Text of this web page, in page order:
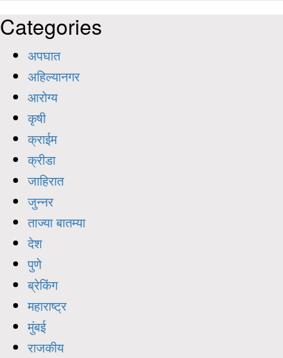
Categories
अपघात
अहिल्यानगर
आरोग्य
कृषी
क्राईम
क्रीडा
जाहिरात
जुन्नर
ताज्या बातम्या
देश
पुणे
ब्रेकिंग
महाराष्ट्र
मुंबई
राजकीय